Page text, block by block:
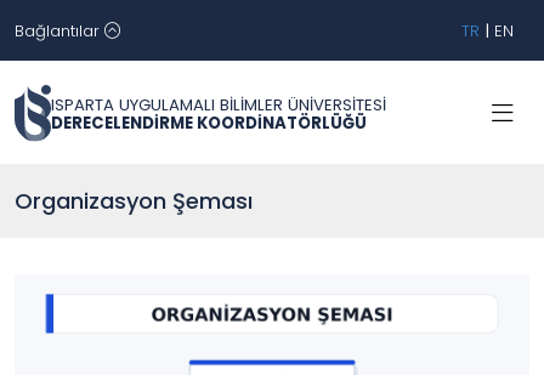
Bağlantılar TR | EN
ISPARTA UYGULAMALI BİLİMLER ÜNİVERSİTESİ
DERECELENDİRME KOORDİNATÖRLÜĞÜ
Organizasyon Şeması